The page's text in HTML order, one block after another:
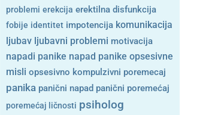
problemi erekcija erektilna disfunkcija
fobije identitet impotencija komunikacija
ljubav ljubavni problemi motivacija
napadi panike napad panike opsesivne
misli opsesivno kompulzivni poremecaj
panika panični napad panični poremećaj
poremećaj ličnosti psiholog